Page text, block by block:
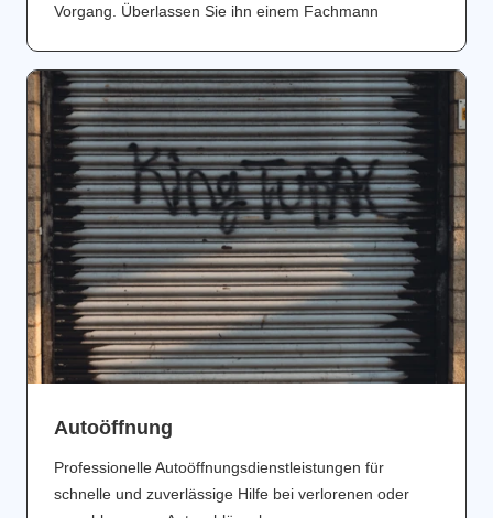
Vorgang. Überlassen Sie ihn einem Fachmann
Аutoöffnung
Professionelle Autoöffnungsdienstleistungen für
schnelle und zuverlässige Hilfe bei verlorenen oder